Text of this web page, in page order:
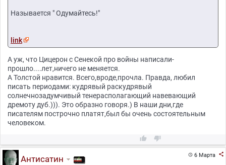
Называется " Одумайтесь!"
link
А уж, что Цицерон с Сенекой про войны написали-
прошло....лет,ничего не меняется.
А Толстой нравится. Всего,вроде,прочла. Правда, любил
писать периодами: кудрявый раскудрявый
солнечнозадумчивый тенерасполагающий навевающий
дремоту дуб.))). Это образно говоря.) В наши дни,где
писателям построчно платят,был бы очень состоятельным
человеком.
 
6 Марта 
Антисатин